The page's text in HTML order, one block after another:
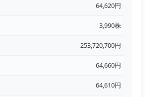
64,620円
3,990株
253,720,700円
64,660円
64,610円